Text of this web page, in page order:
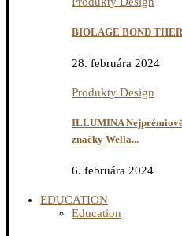
BIOLAGE BOND
28. februára 2024
Produkty Design
ILLUMINA
značky Wella...
6. februára 2024
EDUCATION
Education